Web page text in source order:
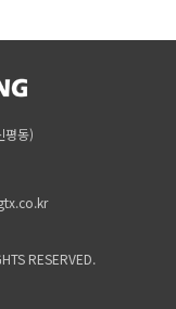
평동)
RESERVED.